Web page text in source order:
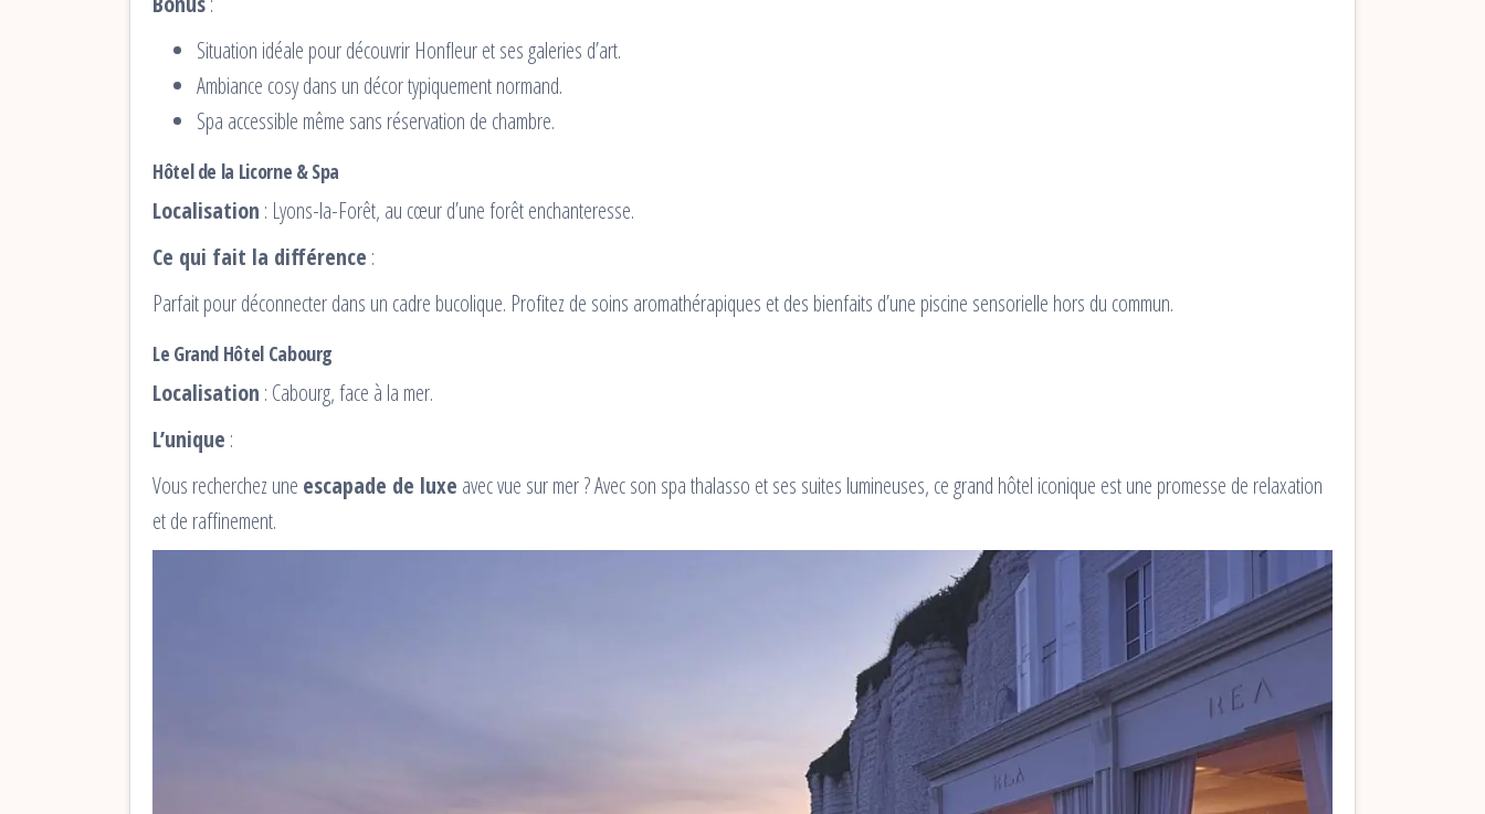
Situation idéale pour découvrir Honfleur et ses galeries d’art.
Ambiance cosy dans un décor typiquement normand.
Spa accessible même sans réservation de chambre.
Hôtel de la Licorne & Spa
Localisation : Lyons-la-Forêt, au cœur d’une forêt enchanteresse.
Ce qui fait la différence :
Parfait pour déconnecter dans un cadre bucolique. Profitez de soins aromathérapiques et des bienfaits d’une piscine sensorielle hors du commun.
Le Grand Hôtel Cabourg
Localisation : Cabourg, face à la mer.
L’unique :
Vous recherchez une escapade de luxe avec vue sur mer ? Avec son spa thalasso et ses suites lumineuses, ce grand hôtel iconique est une promesse de relaxation
et de raffinement.